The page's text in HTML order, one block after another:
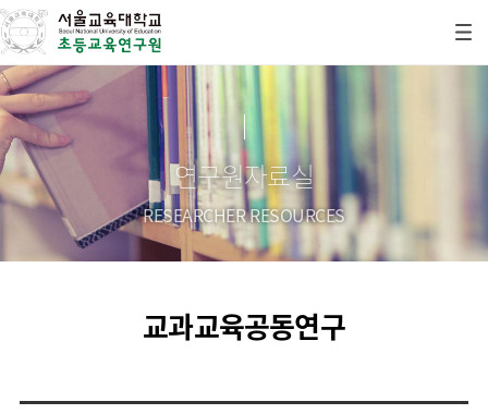
연구원자료실
RESEARCHER RESOURCES
교과교육공동연구